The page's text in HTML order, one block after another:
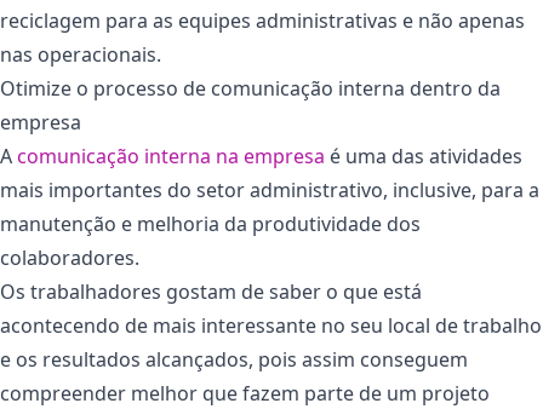
reciclagem para as equipes administrativas e não apenas
nas operacionais.
Otimize o processo de comunicação interna dentro da
empresa
Acomunicação interna na empresa é uma das atividades
mais importantes do setor administrativo, inclusive, para a
manutenção e melhoria da produtividade dos
colaboradores.
Os trabalhadores gostam de saber o que está
acontecendo de mais interessante no seu local de trabalho
e os resultados alcançados, pois assim conseguem
compreender melhor que fazem parte de um projeto